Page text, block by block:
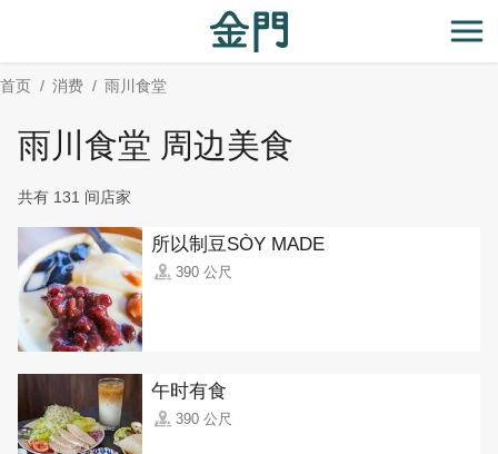
主
要
开
首页 消费 雨川食堂
雨川食堂 周边美食
共有 131 间店家
所以制豆SÒY MADE
390 公尺
午时有食
390 公尺